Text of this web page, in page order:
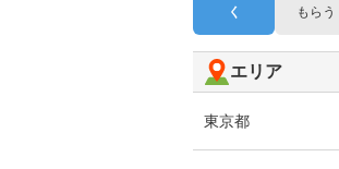
く
もらう
エリア
東京都